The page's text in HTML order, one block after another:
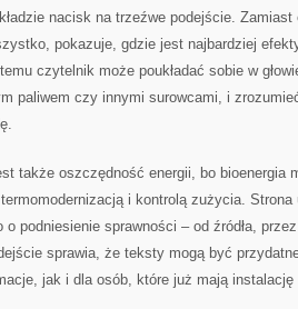
nacisk na trzeźwe podejście.
pokazuje, gdzie jest najbardziej
czytelnik może poukładać sobie w
paliwem czy innymi surowcami, i
także oszczędność energii, bo bioenergia
i kontrolą zużycia.
o podniesienie sprawności – od źródła,
sprawia, że teksty mogą być
jak i dla osób, które już mają